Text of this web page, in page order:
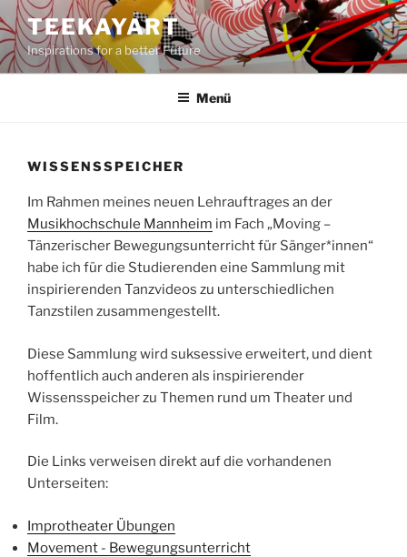
Zum
Inhalt
springen
TEEKAYART
Inspirations for a better Future
Menü
WISSENSSPEICHER
Im Rahmen meines neuen Lehrauftrages an der
Musikhochschule Mannheim im Fach „Moving –
Tänzerischer Bewegungsunterricht für Sänger*innen“
habe ich für die Studierenden eine Sammlung mit
inspirierenden Tanzvideos zu unterschiedlichen
Tanzstilen zusammengestellt.
Diese Sammlung wird suksessive erweitert, und dient
hoffentlich auch anderen als inspirierender
Wissensspeicher zu Themen rund um Theater und
Film.
Die Links verweisen direkt auf die vorhandenen
Unterseiten:
Improtheater Übungen
Movement - Bewegungsunterricht